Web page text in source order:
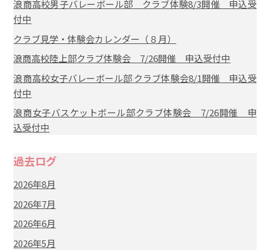
浪商高校男子バレーボール部 クラブ体験8/3開催 申込受
付中
クラブ見学・体験会カレンダー（８月）
浪商高校陸上部クラブ体験会 7/26開催 申込受付中
浪商高校女子バレーボール部 クラブ体験会8/1開催 申込受
付中
浪商女子バスケットボール部クラブ体験会 7/26開催 申
込受付中
過去ログ
2026年8月
2026年7月
2026年6月
2026年5月